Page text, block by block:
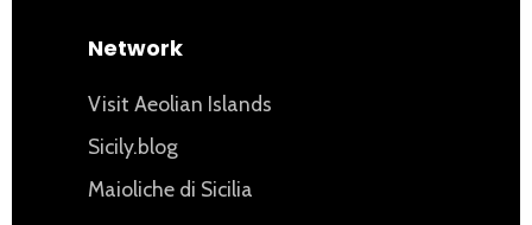
Network
Visit Aeolian Islands
Sicily.blog
Maioliche di Sicilia